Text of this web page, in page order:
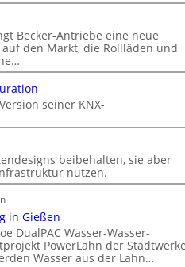
Becker-Antriebe eine neue
den Markt, die Rollläden und
seiner KNX-
beibehalten, sie aber
nutzen.
in Gießen
DualPAC Wasser-Wasser-
PowerLahn der
Wasser aus der Lahn…